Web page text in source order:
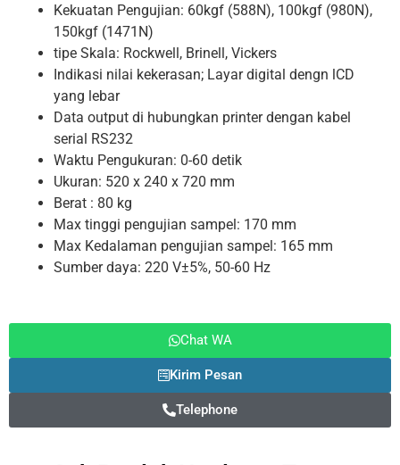
Kekuatan Pengujian: 60kgf (588N), 100kgf (980N),
150kgf (1471N)
tipe Skala: Rockwell, Brinell, Vickers
Indikasi nilai kekerasan; Layar digital dengn lCD
yang lebar
Data output di hubungkan printer dengan kabel
serial RS232
Waktu Pengukuran: 0-60 detik
Ukuran: 520 x 240 x 720 mm
Berat : 80 kg
Max tinggi pengujian sampel: 170 mm
Max Kedalaman pengujian sampel: 165 mm
Sumber daya: 220 V±5%, 50-60 Hz
Chat WA
Kirim Pesan
Telephone